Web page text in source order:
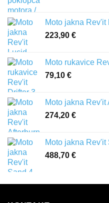
Moto jakna
223,90 €
Moto rukavice
79,10 €
Moto jakna Rev'it
274,20 €
Moto jakna Rev'it
488,70 €